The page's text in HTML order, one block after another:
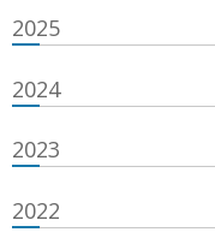
2025
2024
2023
2022